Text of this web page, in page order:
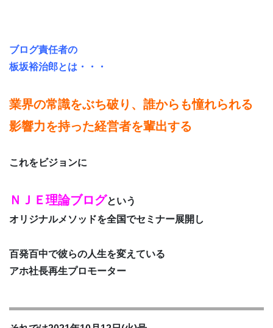
ブログ責任者の
板坂裕治郎とは・・・
業界の常識をぶち破り、誰からも憧れられる
影響力を持った経営者を輩出する
これをビジョンに
ＮＪＥ理論ブログという
オリジナルメソッドを全国でセミナー展開し
百発百中で彼らの人生を変えている
アホ社長再生プロモーター